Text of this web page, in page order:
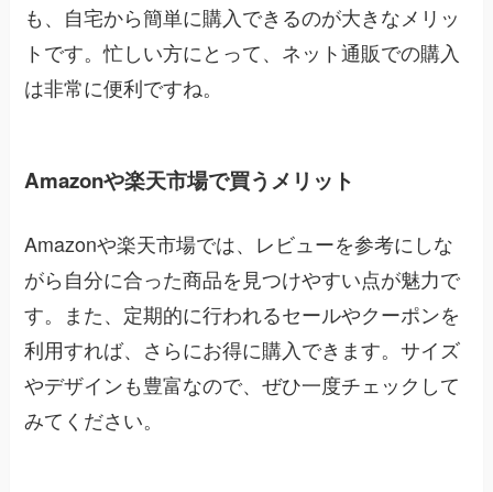
も、自宅から簡単に購入できるのが大きなメリッ
トです。忙しい方にとって、ネット通販での購入
は非常に便利ですね。
Amazonや楽天市場で買うメリット
Amazonや楽天市場では、レビューを参考にしな
がら自分に合った商品を見つけやすい点が魅力で
す。また、定期的に行われるセールやクーポンを
利用すれば、さらにお得に購入できます。サイズ
やデザインも豊富なので、ぜひ一度チェックして
みてください。